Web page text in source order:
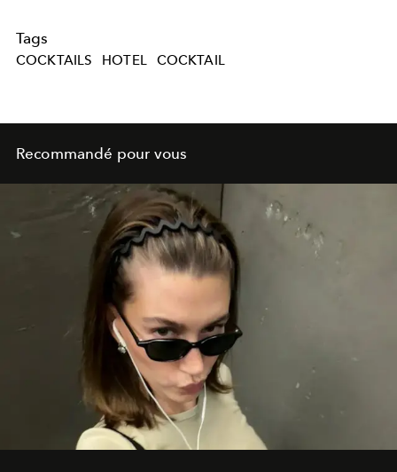
Tags
COCKTAILS HOTEL COCKTAIL
Recommandé pour vous